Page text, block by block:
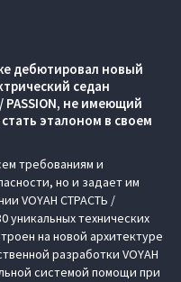
дебютировал новый
седан
PASSION, не имеющий
эталоном в своем
требованиям и
но и задает им
VOYAH СТРАСТЬ /
уникальных технических
на новой архитектуре
разработки VOYAH
системой помощи при